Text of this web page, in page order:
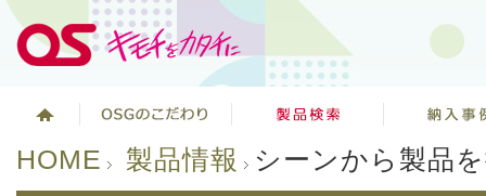
HOME 製品情報 シーンから製品